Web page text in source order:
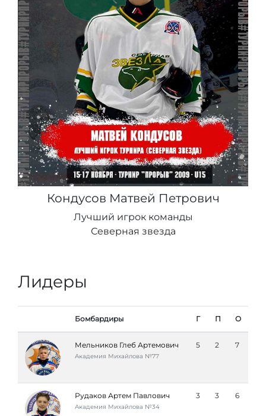
Кондусов Матвей Петрович
Лучший игрок команды
Северная звезда
Лидеры
Бомбардиры Г П О
Мельников Глеб Артемович
Академия Михайлова №77
5 2 7
Рудаков Артем Павлович
Академия Михайлова №34
3 3 6